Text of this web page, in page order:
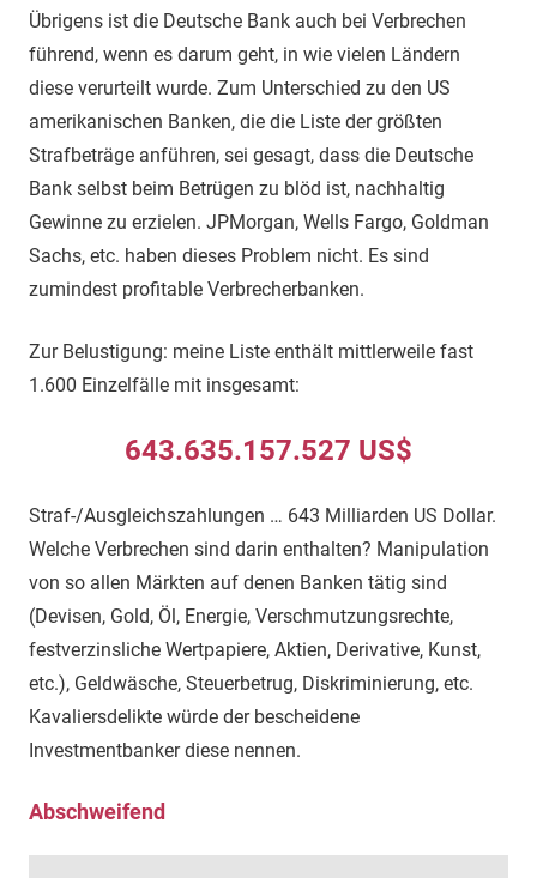
Übrigens ist die Deutsche Bank auch bei Verbrechen
führend, wenn es darum geht, in wie vielen Ländern
diese verurteilt wurde. Zum Unterschied zu den US
amerikanischen Banken, die die Liste der größten
Strafbeträge anführen, sei gesagt, dass die Deutsche
Bank selbst beim Betrügen zu blöd ist, nachhaltig
Gewinne zu erzielen. JPMorgan, Wells Fargo, Goldman
Sachs, etc. haben dieses Problem nicht. Es sind
zumindest profitable Verbrecherbanken.
Zur Belustigung: meine Liste enthält mittlerweile fast
1.600 Einzelfälle mit insgesamt:
643.635.157.527 US$
Straf-/Ausgleichszahlungen … 643 Milliarden US Dollar.
Welche Verbrechen sind darin enthalten? Manipulation
von so allen Märkten auf denen Banken tätig sind
(Devisen, Gold, Öl, Energie, Verschmutzungsrechte,
festverzinsliche Wertpapiere, Aktien, Derivative, Kunst,
etc.), Geldwäsche, Steuerbetrug, Diskriminierung, etc.
Kavaliersdelikte würde der bescheidene
Investmentbanker diese nennen.
Abschweifend